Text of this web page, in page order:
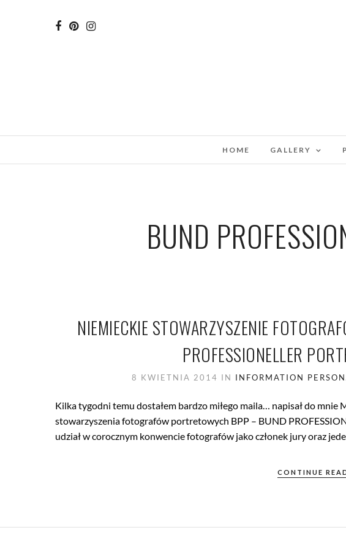
HOME GALLERY
BUND
NIEMIECKIE STOWARZYSZENIE
PROFESSIONELLER
8 KWIETNIA 2014 IN INFORMATION
Kilka tygodni temu dostałem bardzo miłego maila… napisał do mnie
stowarzyszenia fotografów portretowych BPP – BUND
udział w corocznym konwencie fotografów jako członek jury oraz
CONTINUE